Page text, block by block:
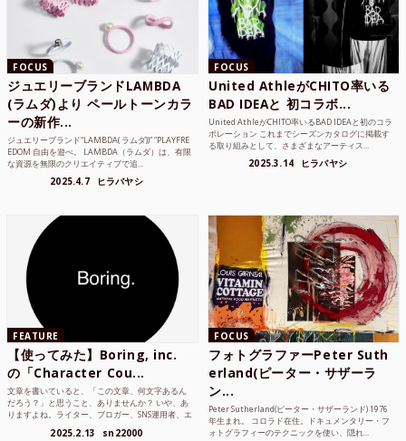
FOCUS
ジュエリーブランドLAMBDA
(ラムダ)より ペールトーンカラ
ーの新作...
ジュエリーブランド“LAMBDA( ラムダ))” “PLAYFRE
EDOM 自由を遊べ。 LAMBDA（ラムダ）は、有限
な資源を無限のクリエイティブで追...
2025.4.7 ヒラバヤシ
FOCUS
United AthleがCHITO率いる
BAD IDEAと 初コラボ...
United AthleがCHITO率いるBAD IDEAと初のコラ
ボレーション これまでシーズンカタログに掲載す
る取り組みとして、さまざまなアーティス...
2025.3.14 ヒラバヤシ
FEATURE
【使ってみた】Boring, inc.
の「Character Cou...
文章を書いていると、「この文章、何文字あるん
だろう？」と思うこと、ありませんか？ いや、あ
りますよね。ライター、ブロガー、SNS運用者、エ
2025.2.13 sn22000
FOCUS
フォトグラファーPeter Suth
erland(ピーター・サザーラ
ン...
Peter Sutherland(ピーター・サザーランド) 1976
年生まれ。 コロラド在住。ドキュメンタリー・フ
ォトグラフィーのテクニックを使い、隠れ...